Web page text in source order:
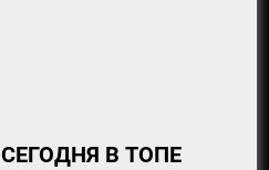
СЕГОДНЯ В ТОПЕ